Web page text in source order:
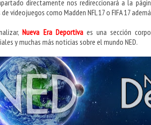
directamente nos redireccionará a la
videojuegos como Madden NFL 17 o FIFA 17
Nueva Era Deportivaes una sección
y muchas más noticias sobre el mundo NED.